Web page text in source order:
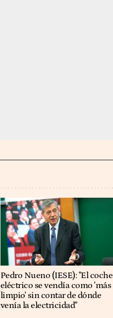
Pedro Nueno (IESE): "El coche
eléctrico se vendía como 'más
limpio' sin contar de dónde
venía la electricidad"